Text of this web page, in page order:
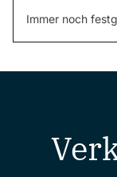
Immer noch